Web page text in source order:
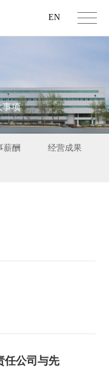
EN
事项
薪酬
经营成果
任公司与先